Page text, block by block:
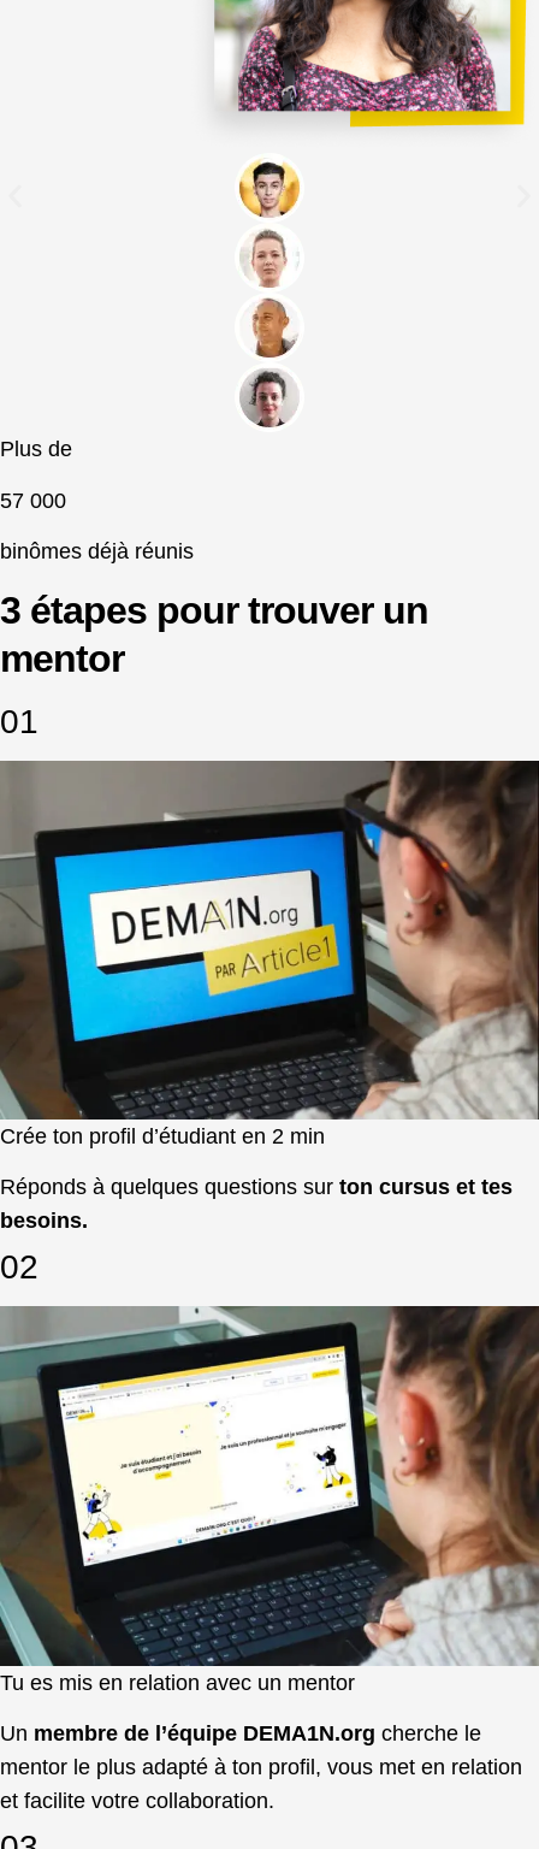
Plus de
57 000
binômes déjà réunis
3 étapes pour trouver un
mentor
01
Crée ton profil d’étudiant en 2 min
Réponds à quelques questions sur ton cursus et tes
besoins.
02
Tu es mis en relation avec un mentor
Un membre de l’équipe DEMA1N.org cherche le
mentor le plus adapté à ton profil, vous met en relation
et facilite votre collaboration.